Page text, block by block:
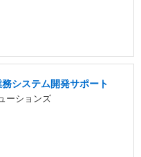
システム開発サポート
ーションズ